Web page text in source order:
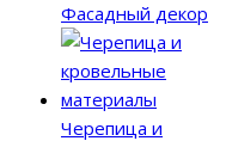
Фасадный декор
Черепица и